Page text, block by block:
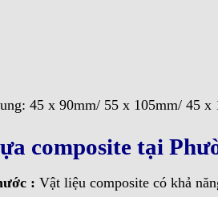
45 x 90mm/ 55 x 105mm/ 45 x
composite tại
: Vật liệu composite có khả